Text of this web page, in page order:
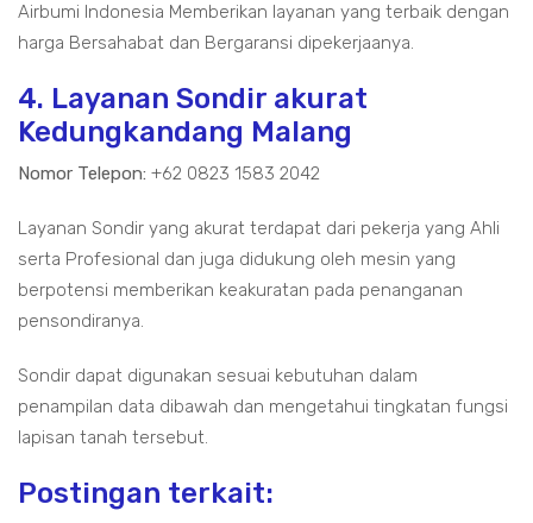
Airbumi Indonesia Memberikan layanan yang terbaik dengan
harga Bersahabat dan Bergaransi dipekerjaanya.
4. Layanan Sondir akurat
Kedungkandang Malang
Nomor Telepon: +62 0823 1583 2042
Layanan Sondir yang akurat terdapat dari pekerja yang Ahli
serta Profesional dan juga didukung oleh mesin yang
berpotensi memberikan keakuratan pada penanganan
pensondiranya.
Sondir dapat digunakan sesuai kebutuhan dalam
penampilan data dibawah dan mengetahui tingkatan fungsi
lapisan tanah tersebut.
Postingan terkait: